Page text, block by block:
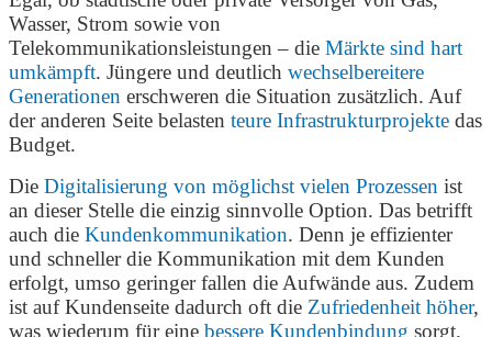
Wasser, Strom sowie von
Telekommunikationsleistungen – die Märkte sind hart
umkämpft. Jüngere und deutlich wechselbereitere
Generationen erschweren die Situation zusätzlich. Auf
der anderen Seite belasten teure Infrastrukturprojekte das
Budget.
Die Digitalisierung von möglichst vielen Prozessen ist
an dieser Stelle die einzig sinnvolle Option. Das betrifft
auch die Kundenkommunikation. Denn je effizienter
und schneller die Kommunikation mit dem Kunden
erfolgt, umso geringer fallen die Aufwände aus. Zudem
ist auf Kundenseite dadurch oft die Zufriedenheit höher,
was wiederum für eine bessere Kundenbindung sorgt.